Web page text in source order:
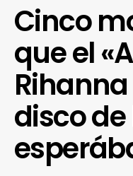
Cinco
que el
disco